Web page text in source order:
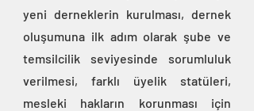
yeni derneklerin kurulması, dernek
oluşumuna ilk adım olarak şube ve
temsilcilik seviyesinde sorumluluk
verilmesi, farklı üyelik statüleri,
mesleki hakların korunması için